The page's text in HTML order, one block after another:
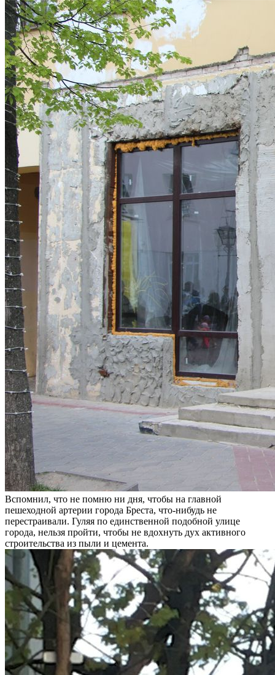
Вспомнил, что не помню ни дня, чтобы на главной
пешеходной артерии города Бреста, что-нибудь не
перестраивали. Гуляя по единственной подобной улице
города, нельзя пройти, чтобы не вдохнуть дух активного
строительства из пыли и цемента.